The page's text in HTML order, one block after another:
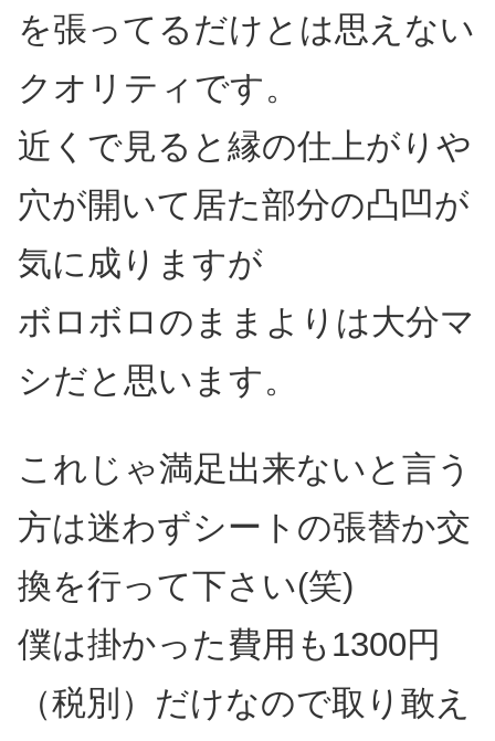
を張ってるだけとは思えない
クオリティです。
近くで見ると縁の仕上がりや
穴が開いて居た部分の凸凹が
気に成りますが
ボロボロのままよりは大分マ
シだと思います。
これじゃ満足出来ないと言う
方は迷わずシートの張替か交
換を行って下さい(笑)
僕は掛かった費用も1300円
（税別）だけなので取り敢え